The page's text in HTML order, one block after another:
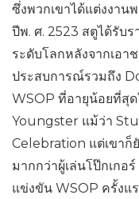
ซึ่งพวกเขาได้แต่งงา
ปีพ. ศ. 2523 สตูได้รับ
ระดับโลกหลังจากเอา
ประสบการณ์รวมถึง
WSOP ที่อายุน้อยที่สุ
Youngster แม้ว่า Stu
Celebration แต่เขาก็
มากกว่าผู้เล่นโป๊กเกอ
แข่งขัน WSOP ครั้งแร